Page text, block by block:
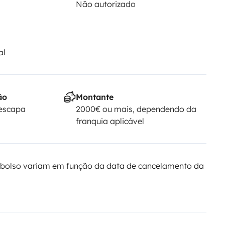
con età inferiore ai 30 anni.
predisposto una checklist
Não autorizado
Montante
2000€ ou mais, dependendo da
franquia aplicável
variam em função da data de cancelamento da